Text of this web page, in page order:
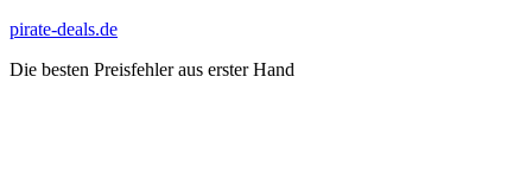
Zum
springen
pirate-deals.de
Die besten Preisfehler aus erster Hand